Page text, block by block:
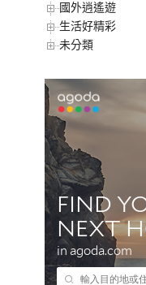
國外逍遙遊
生活好精彩
未分類